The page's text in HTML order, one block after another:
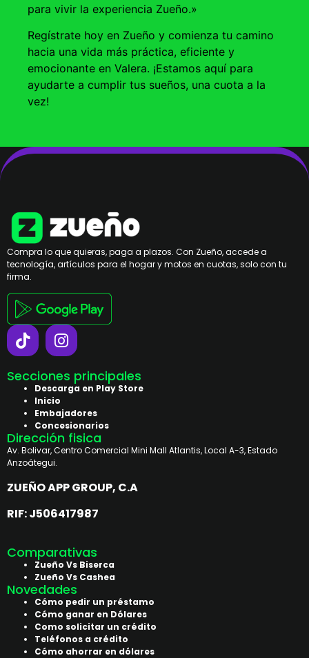
para vivir la experiencia Zueño.»
Regístrate hoy en Zueño y comienza tu camino
hacia una vida más práctica, eficiente y
emocionante en Valera. ¡Estamos aquí para
ayudarte a cumplir tus sueños, una cuota a la
vez!
Compra lo que quieras, paga a plazos. Con Zueño, accede a
tecnología, artículos para el hogar y motos en cuotas, solo con tu
firma.
Secciones principales
Descarga en Play Store
Inicio
Embajadores
Concesionarios
Dirección fisica
Av. Bolivar, Centro Comercial Mini Mall Atlantis, Local A-3, Estado
Anzoátegui.
ZUEÑO APP GROUP, C.A
RIF: J506417987
Comparativas
Zueño Vs Biserca
Zueño Vs Cashea
Novedades
Cómo pedir un préstamo
Cómo ganar en Dólares
Como solicitar un crédito
Teléfonos a crédito
Cómo ahorrar en dólares